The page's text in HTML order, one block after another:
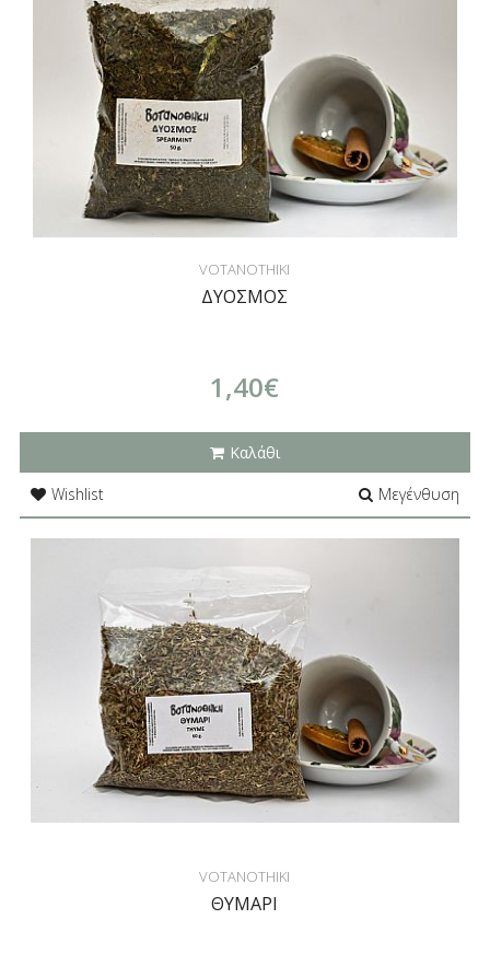
VOTANOTHIKI
ΔΥΟΣΜΟΣ
1,40€
Καλάθι
Wishlist
Μεγένθυση
VOTANOTHIKI
ΘΥΜΑΡΙ